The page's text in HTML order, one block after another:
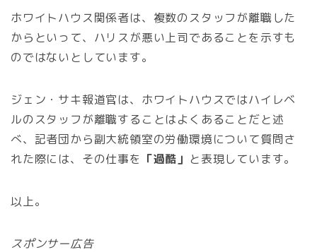
ホワイトハウス関係者は、複数のスタッフが離職した
からといって、ハリスが悪い上司であることを示すも
のではないとしています。
ジェン・サキ報道官は、ホワイトハウスではハイレベ
ルのスタッフが離職することはよくあることだと述
べ、記者団から副大統領室の労働環境について質問さ
れた際には、その仕事を 「過酷」 と表現しています。
以上。
スポンサー広告